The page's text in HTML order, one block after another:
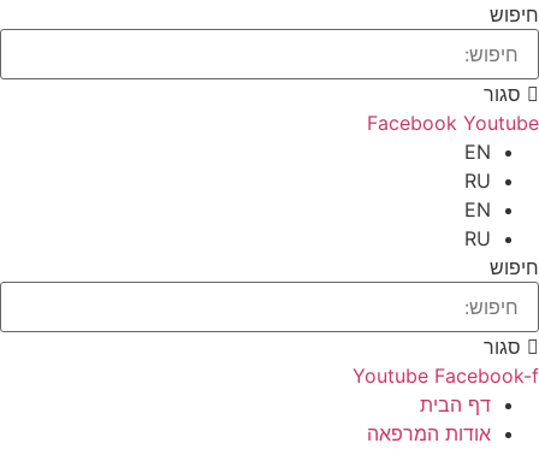
חיפוש
סגור
Facebook Youtube
EN
RU
EN
RU
חיפוש
סגור
Youtube Facebook-f
דף הבית
אודות המרפאה